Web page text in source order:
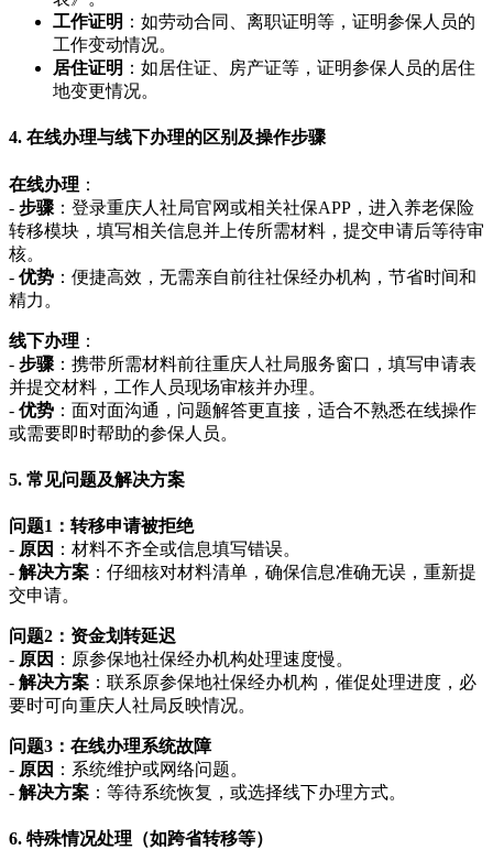
工作证明 ：如劳动合同、离职证明等，证明参保人员的
工作变动情况。
居住证明 ：如居住证、房产证等，证明参保人员的居住
地变更情况。
4. 在线办理与线下办理的区别及操作步骤
在线办理 ：
- 步骤 ：登录重庆人社局官网或相关社保APP，进入养老保险
转移模块，填写相关信息并上传所需材料，提交申请后等待审
核。
- 优势 ：便捷高效，无需亲自前往社保经办机构，节省时间和
精力。
线下办理 ：
- 步骤 ：携带所需材料前往重庆人社局服务窗口，填写申请表
并提交材料，工作人员现场审核并办理。
- 优势 ：面对面沟通，问题解答更直接，适合不熟悉在线操作
或需要即时帮助的参保人员。
5. 常见问题及解决方案
问题1：转移申请被拒绝
- 原因 ：材料不齐全或信息填写错误。
- 解决方案 ：仔细核对材料清单，确保信息准确无误，重新提
交申请。
问题2：资金划转延迟
- 原因 ：原参保地社保经办机构处理速度慢。
- 解决方案 ：联系原参保地社保经办机构，催促处理进度，必
要时可向重庆人社局反映情况。
问题3：在线办理系统故障
- 原因 ：系统维护或网络问题。
- 解决方案 ：等待系统恢复，或选择线下办理方式。
6. 特殊情况处理（如跨省转移等）